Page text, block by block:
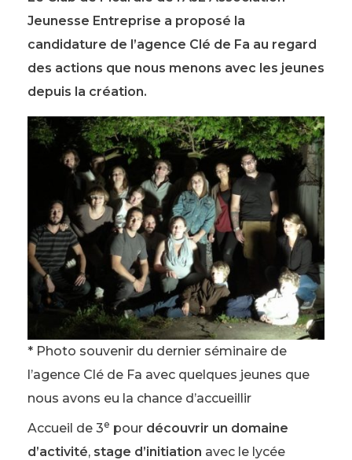
Jeunesse Entreprise a proposé la
candidature de l’agence Clé de Fa au regard
des actions que nous menons avec les jeunes
depuis la création.
* Photo souvenir du dernier séminaire de
l’agence Clé de Fa avec quelques jeunes que
nous avons eu la chance d’accueillir
Accueil de 3e pour découvrir un domaine
d’activité, stage d’initiation avec le lycée